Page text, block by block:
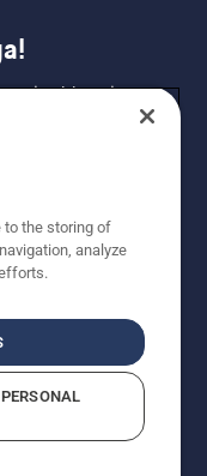
eripakkumiste
to the storing of
analyze